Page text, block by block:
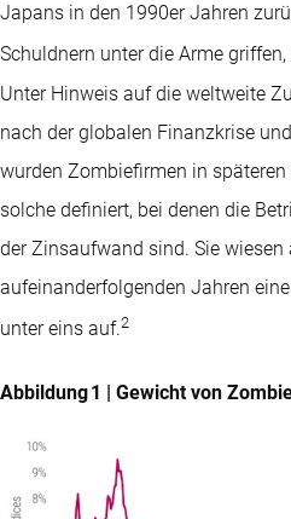
Japans in den 1990er Jahren
Schuldnern unter die Arme
Unter Hinweis auf die weltweite
nach der globalen Finanzkrise
wurden Zombiefirmen in späteren
solche definiert, bei denen die
der Zinsaufwand sind. Sie wiesen
aufeinanderfolgenden Jahren
unter eins auf.2
Abbildung 1 | Gewicht von